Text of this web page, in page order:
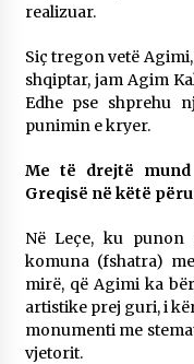
realizuar.
Siç tregon vetë
shqiptar, jam Agim
Edhe pse shprehu
punimin e kryer.
Me të drejtë
Greqisë në këtë
Në Leçe, ku
komuna (fshatra)
mirë, që Agimi ka
artistike prej guri, i
monumenti me
vjetorit.